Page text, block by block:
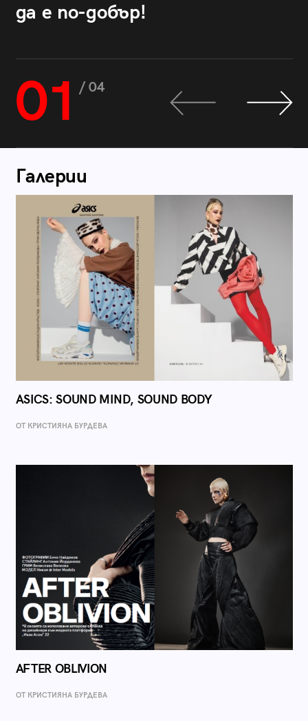
да е по-добър!
01 / 04
Галерии
ASICS: SOUND MIND, SOUND BODY
ОТ КРИСТИЯНА БУРДЕВА
AFTER OBLIVION
ОТ КРИСТИЯНА БУРДЕВА